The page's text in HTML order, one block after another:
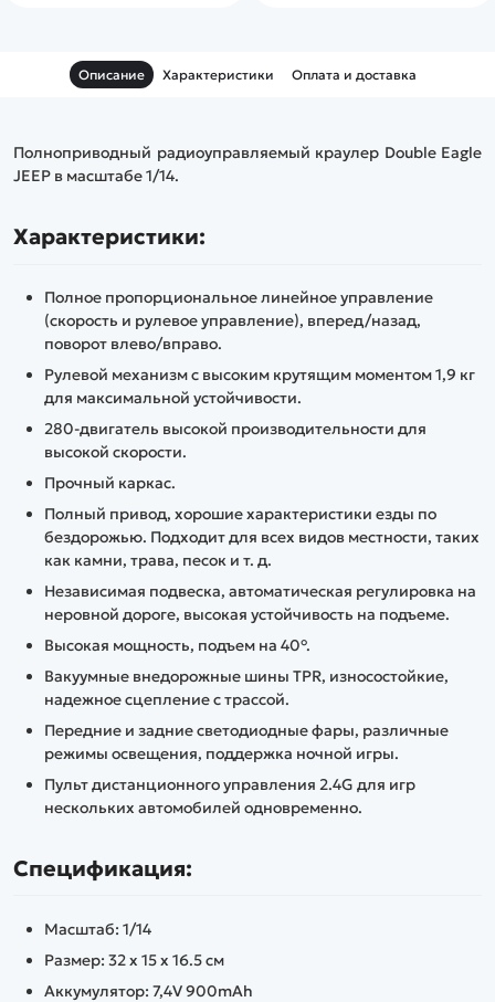
Описание Характеристики Оплата и доставка
Полноприводный радиоуправляемый краулер Double Eagle
JEEP в масштабе 1/14.
Характеристики:
Полное пропорциональное линейное управление
(скорость и рулевое управление), вперед/назад,
поворот влево/вправо.
Рулевой механизм с высоким крутящим моментом 1,9 кг
для максимальной устойчивости.
280-двигатель высокой производительности для
высокой скорости.
Прочный каркас.
Полный привод, хорошие характеристики езды по
бездорожью. Подходит для всех видов местности, таких
как камни, трава, песок и т. д.
Независимая подвеска, автоматическая регулировка на
неровной дороге, высокая устойчивость на подъеме.
Высокая мощность, подъем на 40°.
Вакуумные внедорожные шины TPR, износостойкие,
надежное сцепление с трассой.
Передние и задние светодиодные фары, различные
режимы освещения, поддержка ночной игры.
Пульт дистанционного управления 2.4G для игр
нескольких автомобилей одновременно.
Спецификация:
Масштаб: 1/14
Размер: 32 х 15 х 16.5 см
Аккумулятор: 7,4V 900mAh